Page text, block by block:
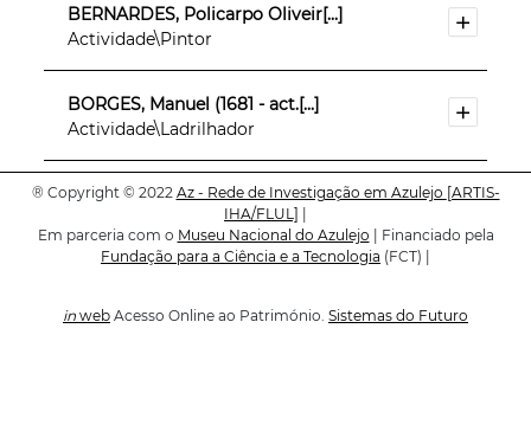
BERNARDES, Policarpo Oliveir[...]
Actividade\Pintor
BORGES, Manuel (1681 - act.[...]
Actividade\Ladrilhador
BORGES, Valentim (1730 - c. [...]
Actividade\Ladrilhador
Actividade\Ladrilhador
® Copyright © 2022 Az - Rede de Investigação em Azulejo [ARTIS-
IHA/FLUL]
Em parceria com o Museu Nacional do Azulejo | Financiado pela
Fundação para a Ciência e a Tecnologia (FCT) |
in web Acesso Online ao Património. Sistemas do Futuro